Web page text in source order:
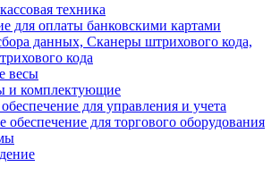
техника
для оплаты банковскими картами
данных, Сканеры штрихового кода,
кода
весы
и комплектующие
для управления и учета
обеспечение для торгового оборудования